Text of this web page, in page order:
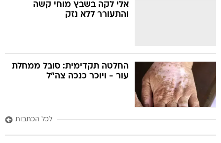
אלי לקה בשבץ מוחי קשה 
והתעורר ללא נזק
החלטה תקדימית: סובל ממחלת
עור - ויוכר כנכה צה"ל
לכל הכתבות